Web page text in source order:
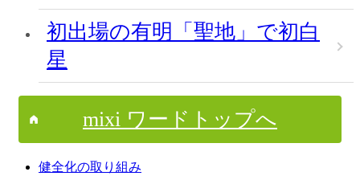
初出場の有明「聖地」で初白
星
mixi ワードトップへ
健全化の取り組み